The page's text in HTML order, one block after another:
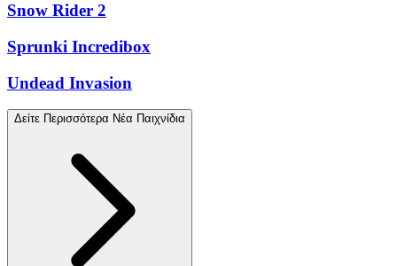
Snow Rider 2
Sprunki Incredibox
Undead Invasion
Δείτε Περισσότερα Νέα Παιχνίδια